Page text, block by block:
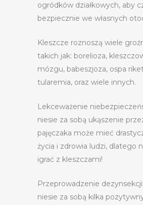
ogródków działkowych, aby
bezpiecznie we własnych
Kleszcze roznoszą wiele
takich jak: borelioza,
mózgu, babeszjoza, ospa
tularemia, oraz wiele innych.
Lekceważenie
niesie za sobą ukąszenie
pajęczaka może mieć
życia i zdrowia ludzi, dlatego
igrać z kleszczami!
Przeprowadzenie
niesie za sobą kilka